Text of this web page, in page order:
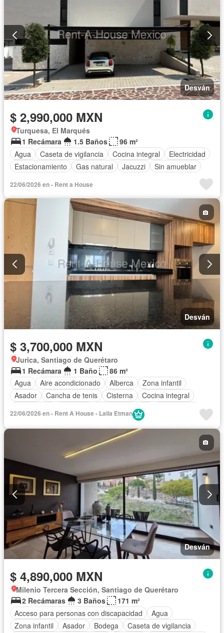
Desván
$ 2,990,000 MXN
Turquesa, El Marqués
1 Recámara
1.5 Baños
96 m²
Agua
Caseta de vigilancia Cocina integral
Electricidad
Estacionamiento
Gas natural Jacuzzi Sin amueblar
22/06/2026 en - Rent a House
Desván
$ 3,700,000 MXN
Jurica, Santiago de Querétaro
1 Recámara
1 Baño
86 m²
Agua
Aire acondicionado Alberca
Zona infantil
Asador
Cancha de tenis Cisterna
Cocina integral
Estacionamiento
Sala polivalente
Vista panorámica
Sin amueblar
22/06/2026 en - Rent A House - Laila Etman
Desván
$ 4,890,000 MXN
Milenio Tercera Sección, Santiago de Querétaro
2 Recámaras
3 Baños
171 m²
Acceso para personas con discapacidad
Agua
Zona infantil
Asador Bodega
Caseta de vigilancia